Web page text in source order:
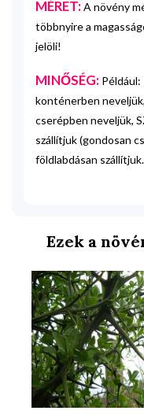
MÉRET:A növény
többnyire a
jelöli!
MINŐSÉG:
konténerben
cserépben neveljük,
szállítjuk (gondosan
földlabdásan szállítjuk.
Ezek a